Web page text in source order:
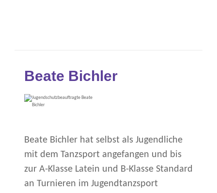
Beate Bichler
Beate Bichler hat selbst als Jugendliche
mit dem Tanzsport angefangen und bis
zur A-Klasse Latein und B-Klasse Standard
an Turnieren im Jugendtanzsport